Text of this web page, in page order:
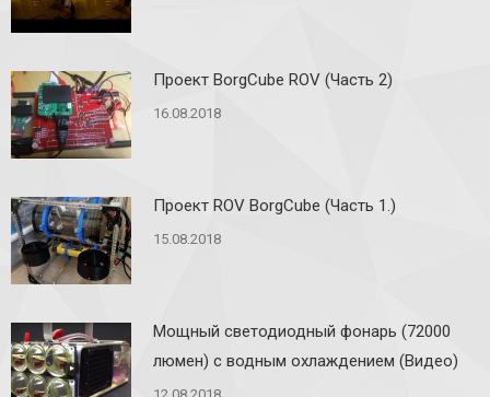
Проект BorgCube ROV (Часть 2)
16.08.2018
Проект ROV BorgCube (Часть 1.)
15.08.2018
Мощный светодиодный фонарь (72000
люмен) с водным охлаждением (Видео)